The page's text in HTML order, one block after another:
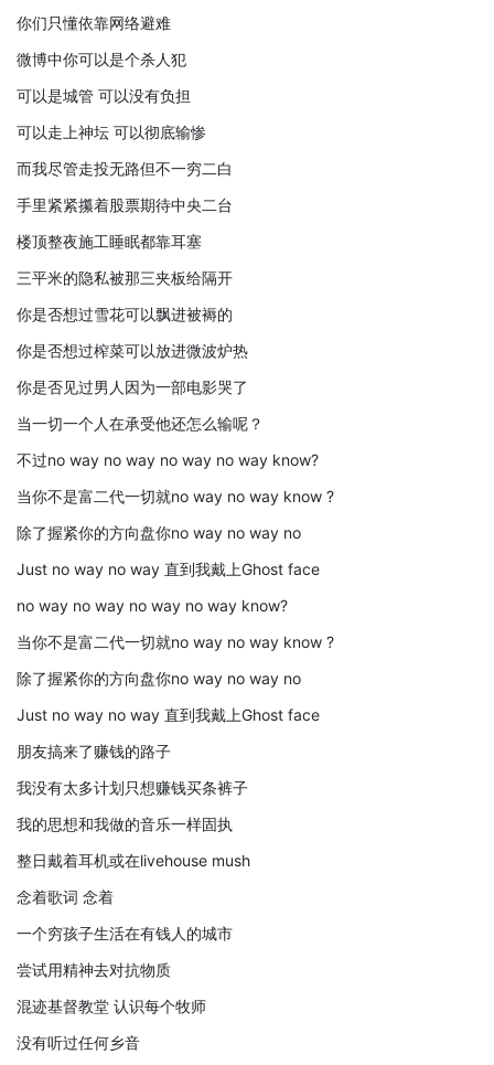
你们只懂依靠网络避难
微博中你可以是个杀人犯
可以是城管 可以没有负担
可以走上神坛 可以彻底输惨
而我尽管走投无路但不一穷二白
手里紧紧攥着股票期待中央二台
楼顶整夜施工睡眠都靠耳塞
三平米的隐私被那三夹板给隔开
你是否想过雪花可以飘进被褥的
你是否想过榨菜可以放进微波炉热
你是否见过男人因为一部电影哭了
当一切一个人在承受他还怎么输呢？
不过no way no way no way no way know?
当你不是富二代一切就no way no way know ?
除了握紧你的方向盘你no way no way no
Just no way no way 直到我戴上Ghost face
no way no way no way no way know?
当你不是富二代一切就no way no way know ?
除了握紧你的方向盘你no way no way no
Just no way no way 直到我戴上Ghost face
朋友搞来了赚钱的路子
我没有太多计划只想赚钱买条裤子
我的思想和我做的音乐一样固执
整日戴着耳机或在livehouse mush
念着歌词 念着
一个穷孩子生活在有钱人的城市
尝试用精神去对抗物质
混迹基督教堂 认识每个牧师
没有听过任何乡音